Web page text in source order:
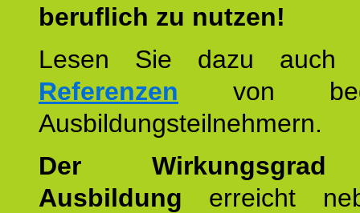
beruflich zu nutzen!
Lesen Sie dazu
Referenzen von
Ausbildungsteilnehmern.
Der
Ausbildung erreicht